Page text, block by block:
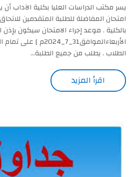
يسر مكتب الدراسات العليا بكلية الآداب
امتحان المفاضلة للطلبة المتقدمين للاتحاق
بالكلية . موعد إجراء الامتحان سيكون بإذن
الطلاب . يطلب من جميع الطلبة...
اقرأ المزيد